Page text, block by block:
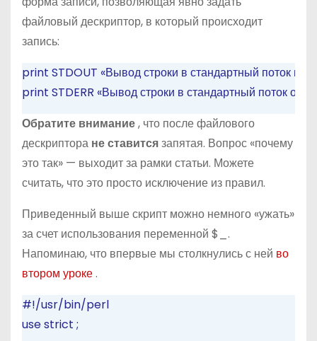
файловый дескриптор, в который происходит
запись:
print STDOUT «Вывод строки в стандартный поток
print STDERR «Вывод строки в стандартный поток
Обратите внимание, что после файлового
дескриптора не ставитсязапятая. Вопрос «почему
это так» — выходит за рамки статьи. Можете
считать, что это просто исключение из правил.
Приведенный выше скрипт можно немного «ужать»
за счет использования переменной $_.
Напоминаю, что впервые мы столкнулись с ней во
втором уроке.
#!/usr/bin/perl
usestrict ;